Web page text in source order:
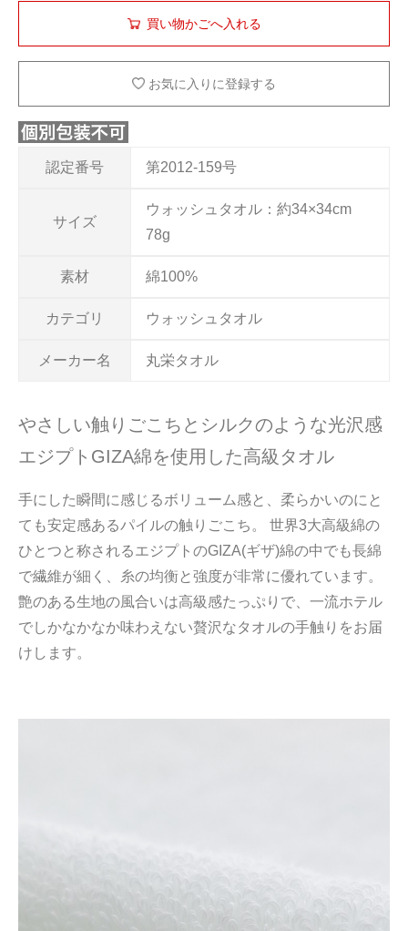
認定番号 第2012-159号
サイズ
ウォッシュタオル：約34×34cm
78g
素材 綿100%
カテゴリ ウォッシュタオル
メーカー名 丸栄タオル
お気に入りに登録する
やさしい触りごこちとシルクのような光沢感
エジプトGIZA綿を使用した高級タオル
手にした瞬間に感じるボリューム感と、柔らかいのにと
ても安定感あるパイルの触りごこち。 世界3大高級綿の
ひとつと称されるエジプトのGIZA(ギザ)綿の中でも長綿
で繊維が細く、糸の均衡と強度が非常に優れています。
艶のある生地の風合いは高級感たっぷりで、一流ホテル
でしかなかなか味わえない贅沢なタオルの手触りをお届
けします。